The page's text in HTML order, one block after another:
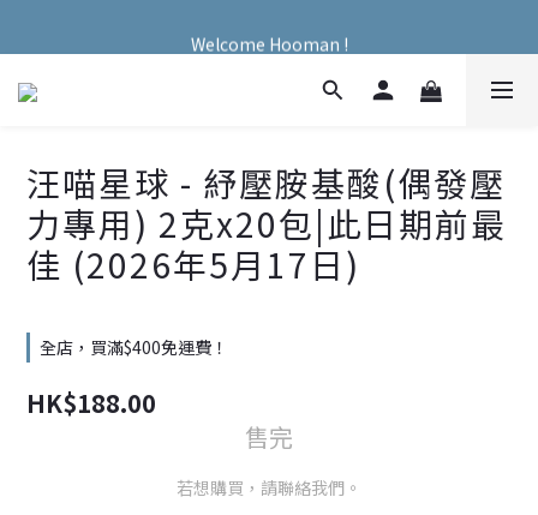
Welcome Hooman !
汪喵星球 - 紓壓胺基酸(偶發壓
力專用) 2克x20包|此日期前最
佳 (2026年5月17日)
全店，買滿$400免運費！
HK$188.00
售完
若想購買，請聯絡我們。